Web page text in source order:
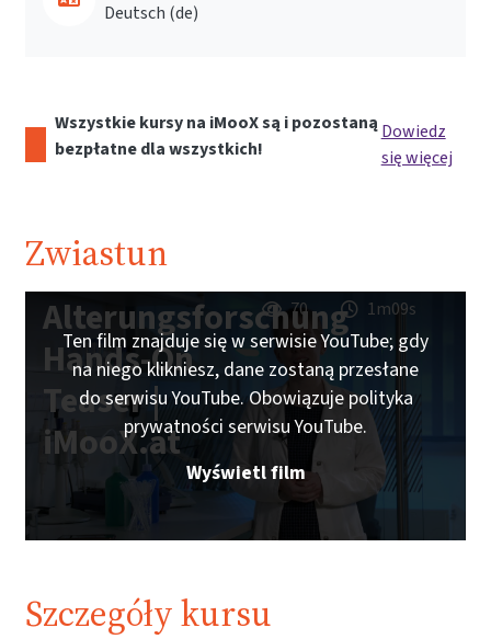
Deutsch ‎(de)‎
Wszystkie kursy na iMooX są i pozostaną
bezpłatne dla wszystkich!
Dowiedz
się więcej
Zwiastun
Alterungsforschung
Hands-On
Teaser |
iMooX.at
70 1m09s
Ten film znajduje się w serwisie YouTube; gdy
na niego klikniesz, dane zostaną przesłane
do serwisu YouTube. Obowiązuje polityka
prywatności serwisu YouTube.
Wyświetl film
Szczegóły kursu